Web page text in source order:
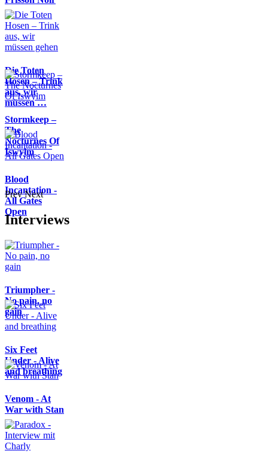
Die Toten
Hosen – Trink
aus, wir
müssen …
Stormkeep –
The
Nocturnes Of
Iswylm
Blood
Incantation -
All Gates
Open
Prev Next
Interviews
Triumpher -
No pain, no
gain
Six Feet
Under - Alive
and breathing
Venom - At
War with Stan